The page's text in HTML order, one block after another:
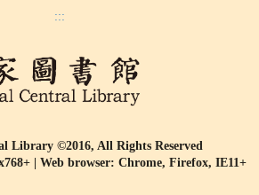
:::
Library ©2016, All Rights Reserved
| Web browser: Chrome, Firefox, IE11+